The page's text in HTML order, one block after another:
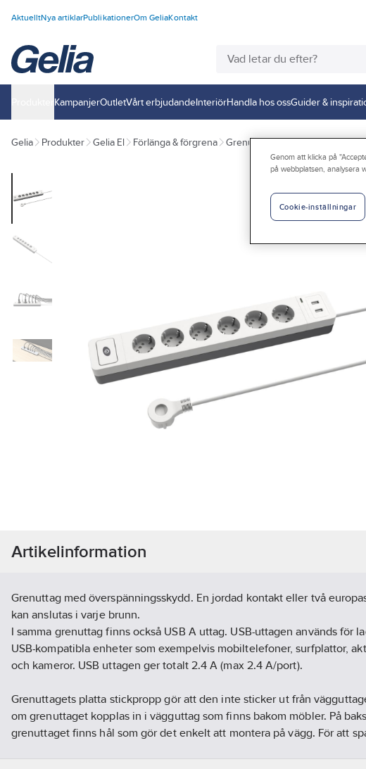
AktuelltNya artiklarPublikationerOm GeliaKontakt
KampanjerOutletVårt erbjudandeInteriörHandla hos ossGuider &
Gelia Produkter Gelia El Förlänga & förgrena Grenuttag Grenuttag inomhus
Artikelinformation
Grenuttag med överspänningsskydd. En jordad kontakt eller två
kan anslutas i varje brunn.
I samma grenuttag finns också USB A uttag. USB-uttagen används för
USB-kompatibla enheter som exempelvis mobiltelefoner, surfplattor,
och kameror. USB uttagen ger totalt 2.4 A (max 2.4 A/port).
Grenuttagets platta stickpropp gör att den inte sticker ut från
om grenuttaget kopplas in i vägguttag som finns bakom möbler. På
grenuttaget finns hål som gör det enkelt att montera på vägg. För att
Genom att klicka på
på webbplatsen, analysera
Cookie-inställningar